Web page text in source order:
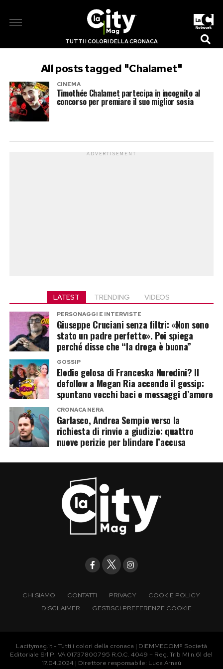
TUTTI I COLORI DELLA CRONACA
All posts tagged "Chalamet"
CINEMA
Timothée Chalamet partecipa in incognito al
concorso per premiare il suo miglior sosia
ADVERTISEMENT
LATEST TRENDING VIDEOS
PERSONAGGI E INTERVISTE
Giuseppe Cruciani senza filtri: «Non sono
stato un padre perfetto». Poi spiega
perché disse che “la droga è buona”
GOSSIP
Elodie gelosa di Franceska Nuredini? Il
defollow a Megan Ria accende il gossip:
spuntano vecchi baci e messaggi d’amore
CRONACA NERA
Garlasco, Andrea Sempio verso la
richiesta di rinvio a giudizio: quattro
nuove perizie per blindare l’accusa
CHI SIAMO CONTATTI PRIVACY
COOKIE POLICY
DISCLAIMER
GESTISCI PREFERENZE COOKIE
Lacitymag.it - Tutti i colori della cronaca | DIEMMECOM® Società
Editoriale Srl P. IVA 01737800795 R.O.C. 4049 – Reg. Trib MI n.61 del
17.04.2024 | Direttore responsabile: Luca Arnaù